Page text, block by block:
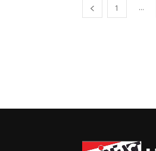
1 ...